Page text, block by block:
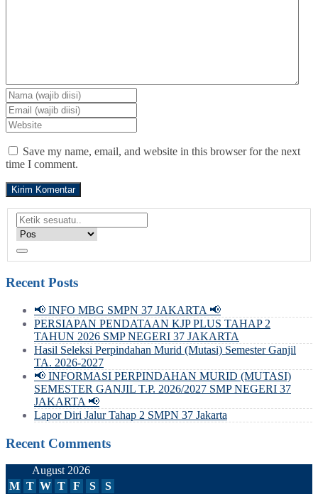
Save my name, email, and website in this browser for the next
time I comment.
Recent Posts
📢 INFO MBG SMPN 37 JAKARTA 📢
PERSIAPAN PENDATAAN KJP PLUS TAHAP 2
TAHUN 2026 SMP NEGERI 37 JAKARTA
Hasil Seleksi Perpindahan Murid (Mutasi) Semester Ganjil
TA. 2026-2027
📢 INFORMASI PERPINDAHAN MURID (MUTASI)
SEMESTER GANJIL T.P. 2026/2027 SMP NEGERI 37
JAKARTA 📢
Lapor Diri Jalur Tahap 2 SMPN 37 Jakarta
Recent Comments
August 2026
M T W T F S
S